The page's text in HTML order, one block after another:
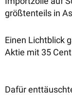
größtenteils in
Einen Lichtblick
Aktie mit 35
Dafür